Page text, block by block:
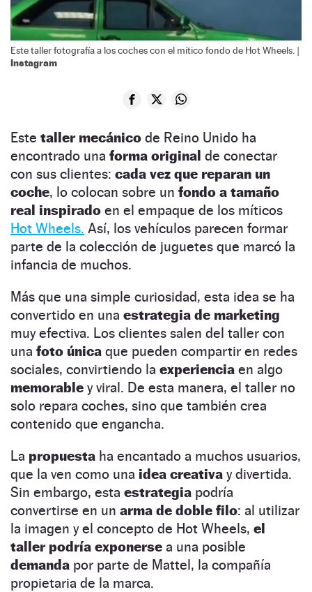
Este taller fotografía a los coches con el mítico fondo de Hot Wheels. |
Instagram
Este taller mecánico de Reino Unido ha
encontrado una forma original de conectar
con sus clientes: cada vez que reparan un
coche, lo colocan sobre un fondo a tamaño
real inspirado en el empaque de los míticos
Hot Wheels. Así, los vehículos parecen formar
parte de la colección de juguetes que marcó la
infancia de muchos.
Más que una simple curiosidad, esta idea se ha
convertido en una estrategia de marketing
muy efectiva. Los clientes salen del taller con
una foto única que pueden compartir en redes
sociales, convirtiendo la experiencia en algo
memorable y viral. De esta manera, el taller no
solo repara coches, sino que también crea
contenido que engancha.
La propuesta ha encantado a muchos usuarios,
que la ven como una idea creativa y divertida.
Sin embargo, esta estrategia podría
convertirse en un arma de doble filo: al utilizar
la imagen y el concepto de Hot Wheels, el
taller podría exponerse a una posible
demanda por parte de Mattel, la compañía
propietaria de la marca.